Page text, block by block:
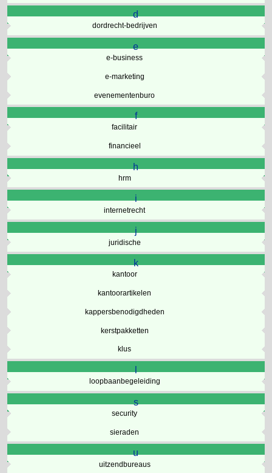
d
dordrecht-bedrijven
e
e-business
e-marketing
evenementenburo
f
facilitair
financieel
h
hrm
i
internetrecht
j
juridische
k
kantoor
kantoorartikelen
kappersbenodigdheden
kerstpakketten
klus
l
loopbaanbegeleiding
s
security
sieraden
u
uitzendbureaus